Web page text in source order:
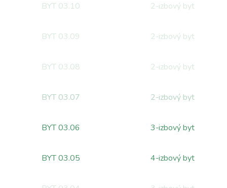
BYT 03.10 2-izbový byt
BYT 03.09 2-izbový byt
BYT 03.08 2-izbový byt
BYT 03.07 2-izbový byt
BYT 03.06 3-izbový byt
BYT 03.05 4-izbový byt